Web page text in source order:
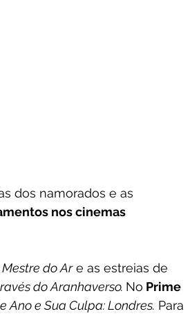
dos namorados e as
nos cinemas
do Ar e as estreias de
do Aranhaverso. No Prime
Ano e Sua Culpa: Londres. Para